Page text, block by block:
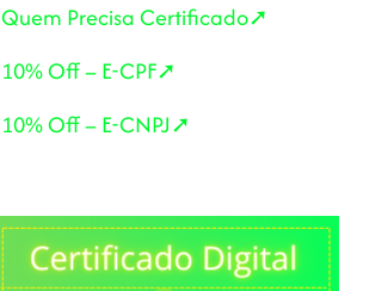
Quem Precisa Certificado➚
10% Off – E-CPF➚
10% Off – E-CNPJ➚